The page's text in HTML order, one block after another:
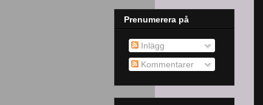
Prenumerera på
Inlägg
Kommentarer